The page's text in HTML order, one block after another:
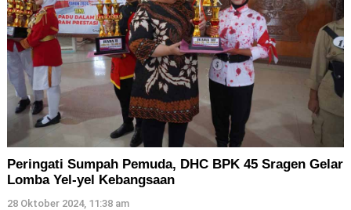
Peringati Sumpah Pemuda, DHC BPK 45 Sragen Gelar
Lomba Yel-yel Kebangsaan
28 Oktober 2024, 11:38 am